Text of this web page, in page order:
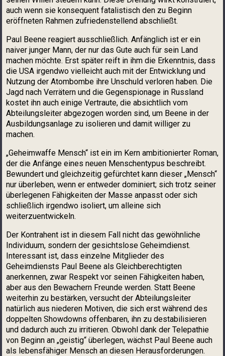
auch wenn sie konsequent fatalistisch den zu Beginn
eröffneten Rahmen zufriedenstellend abschließt.
Paul Beene reagiert ausschließlich. Anfänglich ist er ein
naiver junger Mann, der nur das Gute auch für sein Land
machen möchte. Erst später reift in ihm die Erkenntnis, dass
die USA irgendwo vielleicht auch mit der Entwicklung und
Nutzung der Atombombe ihre Unschuld verloren haben. Die
Jagd nach Verrätern und die Gegenspionage in Russland
kostet ihn auch einige Vertraute, die absichtlich vom
Abteilungsleiter abgezogen worden sind, um Beene in der
Ausbildungsanlage zu isolieren und damit williger zu
machen.
„Geheimwaffe Mensch“ ist ein im Kern ambitionierter Roman,
der die Anfänge eines neuen Menschentypus beschreibt.
Bewundert und gleichzeitig gefürchtet kann dieser „Mensch“
nur überleben, wenn er entweder dominiert; sich trotz seiner
überlegenen Fähigkeiten der Masse anpasst oder sich
schließlich irgendwo isoliert, um alleine sich
weiterzuentwickeln.
Der Kontrahent ist in diesem Fall nicht das gewöhnliche
Individuum, sondern der gesichtslose Geheimdienst.
Interessant ist, dass einzelne Mitglieder des
Geheimdiensts Paul Beene als Gleichberechtigten
anerkennen, zwar Respekt vor seinen Fähigkeiten haben,
aber aus den Bewachern Freunde werden. Statt Beene
weiterhin zu bestärken, versucht der Abteilungsleiter
natürlich aus niederen Motiven, die sich erst während des
doppelten Showdowns offenbaren, ihn zu destabilisieren
und dadurch auch zu irritieren. Obwohl dank der Telepathie
von Beginn an „geistig“ überlegen, wächst Paul Beene auch
als lebensfähiger Mensch an diesen Herausforderungen.